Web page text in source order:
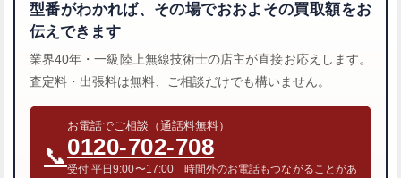
型番がわかれば、その場でおおよその買取額をお
伝えできます
業界40年・一級陸上無線技術士の店主が直接お応えします。
査定料・出張料は無料、ご相談だけでも構いません。
📞
お電話でご相談（通話料無料）
0120-702-708
受付 平日9:00〜17:00 時間外のお電話もつながることがあ